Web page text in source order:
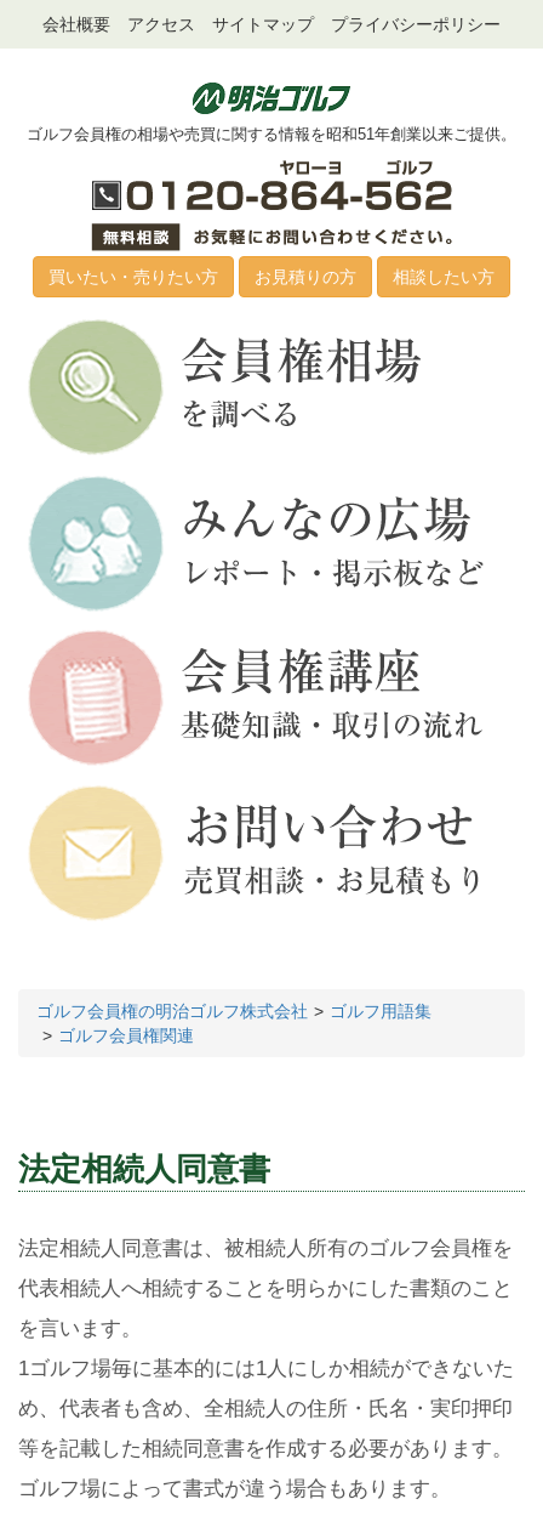
会社概要 アクセス サイトマップ プライバシーポリシー
ゴルフ会員権の相場や売買に関する情報を昭和51年創業以来ご提供。
買いたい・売りたい方 お見積りの方 相談したい方
ゴルフ会員権の明治ゴルフ株式会社
ゴルフ用語集
ゴルフ会員権関連
法定相続人同意書
法定相続人同意書は、被相続人所有のゴルフ会員権を
代表相続人へ相続することを明らかにした書類のこと
を言います。
1ゴルフ場毎に基本的には1人にしか相続ができないた
め、代表者も含め、全相続人の住所・氏名・実印押印
等を記載した相続同意書を作成する必要があります。
ゴルフ場によって書式が違う場合もあります。